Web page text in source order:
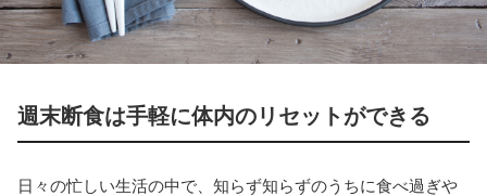
週末断食は手軽に体内のリセットができる
日々の忙しい生活の中で、知らず知らずのうちに食べ過ぎや